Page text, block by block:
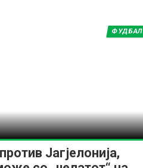
Јагјелонија,
ФУДБАЛ